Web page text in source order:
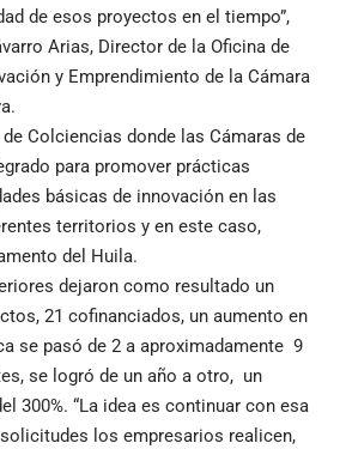
de esos proyectos en el tiempo”,
Arias, Director de la Oficina de
y Emprendimiento de la Cámara
Colciencias donde las Cámaras de
para promover prácticas
básicas de innovación en las
territorios y en este caso,
del Huila.
dejaron como resultado un
21 cofinanciados, un aumento en
se pasó de 2 a aproximadamente 9
se logró de un año a otro, un
300%. “La idea es continuar con esa
los empresarios realicen,